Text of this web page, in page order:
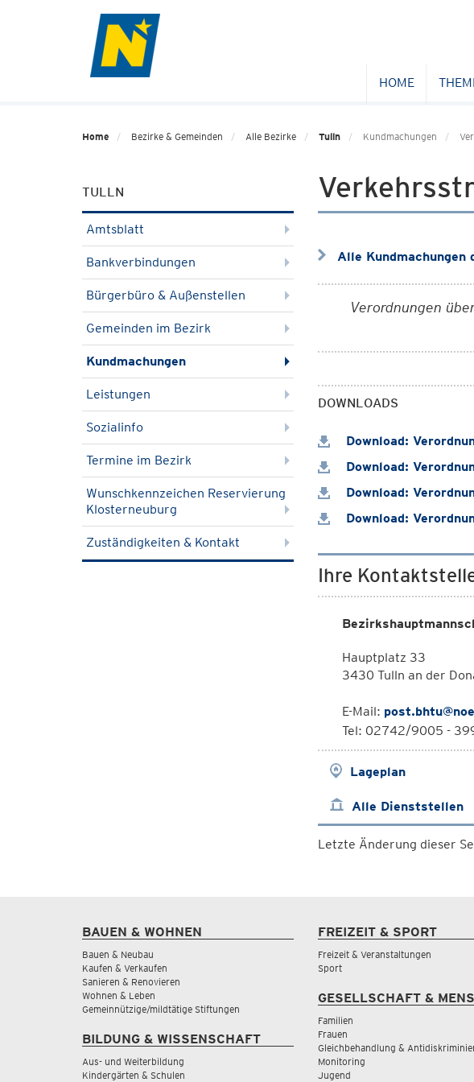
HOME
Home Bezirke & Gemeinden Alle Bezirke Tulln Kundmachungen
TULLN
Amtsblatt
Bankverbindungen
Bürgerbüro & Außenstellen
Gemeinden im Bezirk
Kundmachungen
Leistungen
Sozialinfo
Termine im Bezirk
Wunschkennzeichen Reservierung
Klosterneuburg
Zuständigkeiten & Kontakt
Alle Kundmachungen
Verordnungen
DOWNLOADS
Download:
Download:
Download:
Download:
Ihre
Hauptplatz 33
3430 Tulln an der
E-Mail:
Tel: 02742/9005 -
Lageplan
Alle Dienststellen
Letzte Änderung dieser
BAUEN & WOHNEN
Bauen & Neubau
Kaufen & Verkaufen
Sanieren & Renovieren
Wohnen & Leben
Gemeinnützige/mildtätige Stiftungen
BILDUNG & WISSENSCHAFT
Aus- und Weiterbildung
Kindergärten & Schulen
FREIZEIT & SPORT
Freizeit & Veranstaltungen
Sport
GESELLSCHAFT &
Familien
Frauen
Gleichbehandlung &
Monitoring
Jugend